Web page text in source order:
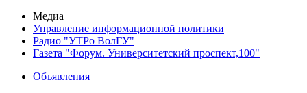
Медиа
Управление информационной политики
Радио "УТРо ВолГУ"
Газета "Форум. Университетский проспект,100"
Объявления